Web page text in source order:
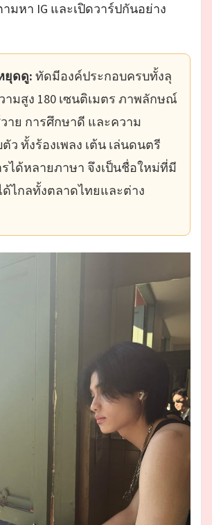
มหา IG และเปิดวาร์ปกันอย่าง
ยุดดู: ทัดมีองค์ประกอบครบทั้งลุ
ามสูง 180 เซนติเมตร ภาพลักษณ์
าย การศึกษาดี และความ
ว ทั้งร้องเพลง เต้น เล่นดนตรี
ได้หลายภาษา จึงเป็นชื่อใหม่ที่มี
ไกลทั้งตลาดไทยและต่าง